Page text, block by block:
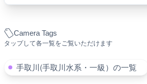
Camera Tags
タップして各一覧をご覧いただけます
手取川(手取川水系・一級）の一覧